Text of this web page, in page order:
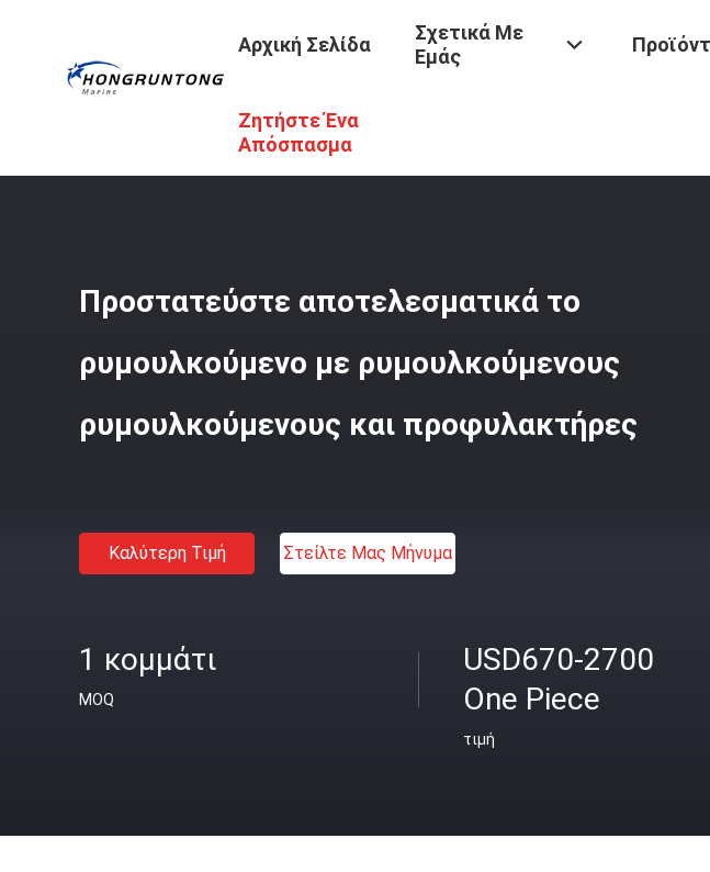
Αρχική Σελίδα
Σχετικά Με
Εμάς
Ζητήστε Ένα
Απόσπασμα
Προϊόντα / Κιγκλιδώματα Βαρκών Ρυμουλκών
Προστατεύστε αποτελεσματικά το
ρυμουλκούμενο με ρυμουλκούμενους
ρυμουλκούμενους και προφυλακτήρες
Καλύτερη Τιμή Στείλτε Μας Μήνυμα
1 κομμάτι
MOQ
USD670-2700
One Piece
τιμή